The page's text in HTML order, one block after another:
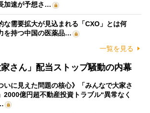
加速が予想さ…
な需要拡大が見込まれる「CXO」とは何
持つ中国の医薬品…
一覧を見る
家さん」配当ストップ騒動の内幕
いに見えた問題の核心》「みんなで大家さ
2000億円超不動産投資トラブル“異常なく